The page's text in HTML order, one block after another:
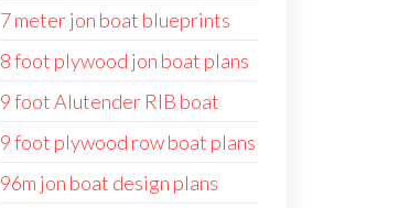
7 meter jon boat blueprints
8 foot plywood jon boat plans
9 foot Alutender RIB boat
9 foot plywood row boat plans
96m jon boat design plans